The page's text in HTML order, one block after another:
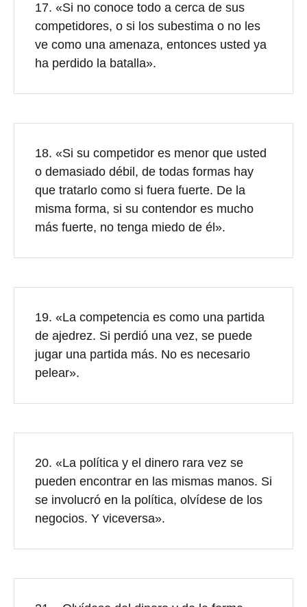
17. «Si no conoce todo a cerca de sus
competidores, o si los subestima o no les
ve como una amenaza, entonces usted ya
ha perdido la batalla».
18. «Si su competidor es menor que usted
o demasiado débil, de todas formas hay
que tratarlo como si fuera fuerte. De la
misma forma, si su contendor es mucho
más fuerte, no tenga miedo de él».
19. «La competencia es como una partida
de ajedrez. Si perdió una vez, se puede
jugar una partida más. No es necesario
pelear».
20. «La política y el dinero rara vez se
pueden encontrar en las mismas manos. Si
se involucró en la política, olvídese de los
negocios. Y viceversa».